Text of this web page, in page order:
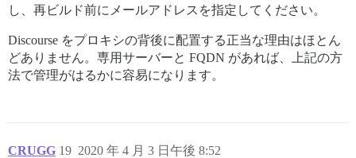
し、再ビルド前にメールアドレスを指定してください。
Discourse をプロキシの背後に配置する正当な理由はほとん
どありません。専用サーバーと FQDN があれば、上記の方
法で管理がはるかに容易になります。
CRUGG 2020 年 4 月 3 日午後 8:52
19